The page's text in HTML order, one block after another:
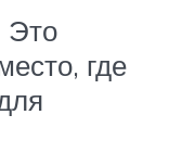
Это
где